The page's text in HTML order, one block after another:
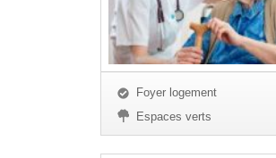
Foyer logement
Espaces verts